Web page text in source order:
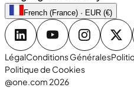
French (France) · EUR (€)
LégalConditions Générales
Politique de Cookies
@one.com 2026